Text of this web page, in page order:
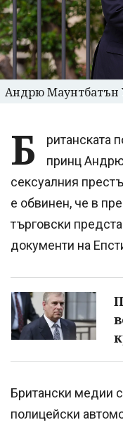
Андрю Маунтбатън
Б
ританската
принц
сексуалния
е обвинен, че в
търговски
документи на
Британски медии
полицейски